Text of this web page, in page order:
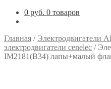
0 руб. 0 товаров
Главная / Электродвигатели
электродвигатели cenelec /
IM2181(B34) лапы+малый